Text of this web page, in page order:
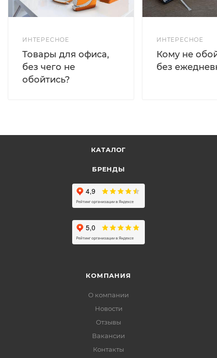
ИНТЕРЕСНОЕ
Товары для офиса,
без чего не
обойтись?
ИНТЕРЕСНОЕ
Кому не
без
КАТАЛОГ
БРЕНДЫ
КОМПАНИЯ
О компании
Новости
Отзывы
Вакансии
Контакты